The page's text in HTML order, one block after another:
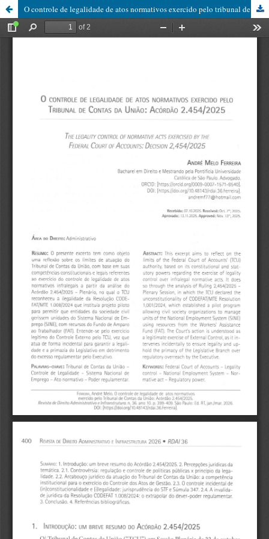
O controle de legalidade de atos normativos exercido pelo tribunal de contas da união: Acórdão nº 2454/2025